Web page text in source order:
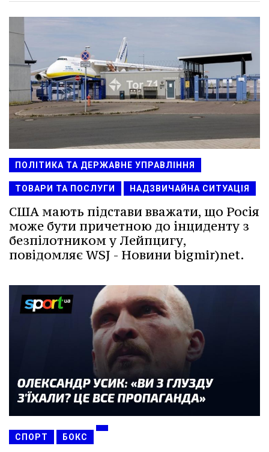
ПОЛІТИКА ТА ДЕРЖАВНЕ УПРАВЛІННЯ
ТОВАРИ ТА ПОСЛУГИ НАДЗВИЧАЙНА СИТУАЦІЯ
США мають підстави вважати, що Росія
може бути причетною до інциденту з
безпілотником у Лейпцигу,
повідомляє WSJ - Новини bigmir)net.
СПОРТ БОКС